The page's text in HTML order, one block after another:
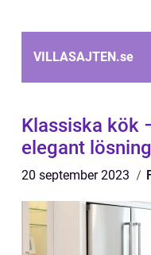
VILLASAJTEN.se
Klassiska kök
elegant
20 september 2023